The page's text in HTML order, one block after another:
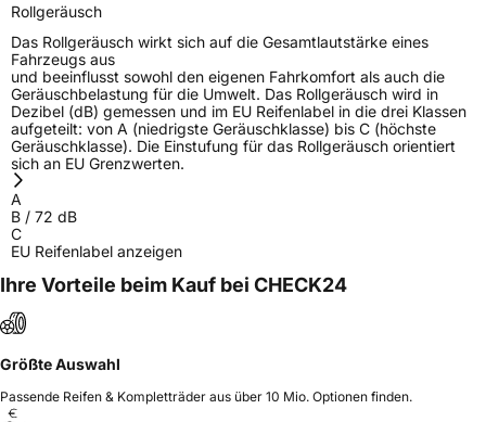
3PMSF / Schneeflockensymbol / Alpine-Symbol Nein
EPREL ID1445513
Allgemeine Produktsicherheit (GPSR)
HerstellerkontaktARIVO, Taishan Road Cao County Heze City
Rollgeräusch
Das Rollgeräusch wirkt sich auf die Gesamtlautstärke eines
Fahrzeugs aus
und beeinflusst sowohl den eigenen Fahrkomfort als auch die
Geräuschbelastung für die Umwelt. Das Rollgeräusch wird in
Dezibel (dB) gemessen und im EU Reifenlabel in die drei Klassen
aufgeteilt: von A (niedrigste Geräuschklasse) bis C (höchste
Geräuschklasse). Die Einstufung für das Rollgeräusch orientiert
sich an EU Grenzwerten.
A
B / 72 dB
C
EU Reifenlabel anzeigen
Ihre Vorteile beim Kauf bei CHECK24
Größte Auswahl
Passende Reifen & Kompletträder aus über 10 Mio. Optionen finden.